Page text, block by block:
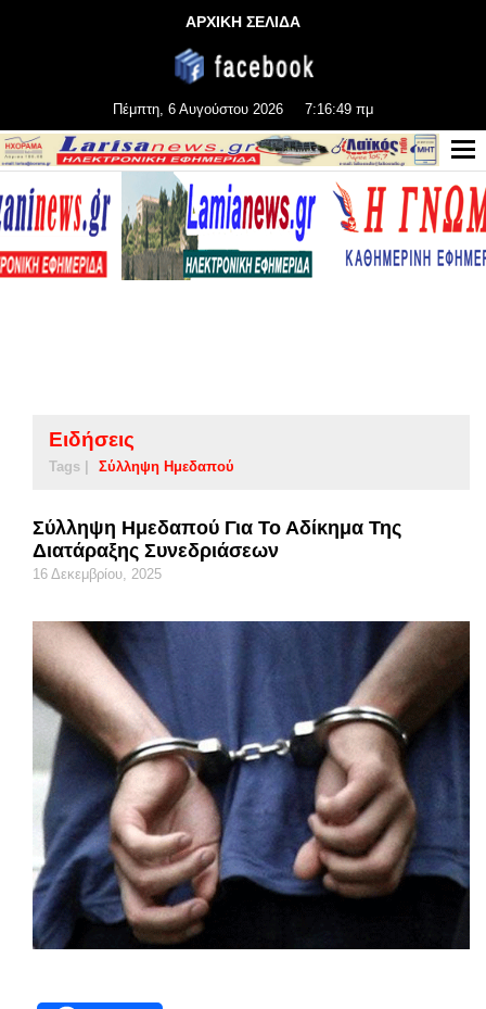
ΑΡΧΙΚΗ ΣΕΛΙΔΑ
Πέμπτη, 6 Αυγούστου 2026 7:16:49 πμ
Ειδήσεις
Tags | Σύλληψη Ημεδαπού
Σύλληψη Ημεδαπού Για Το Αδίκημα Της
Διατάραξης Συνεδριάσεων
16 Δεκεμβρίου, 2025